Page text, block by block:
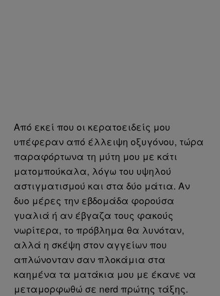
Από εκεί που οι κερατοειδείς μου
υπέφεραν από έλλειψη οξυγόνου, τώρα
παραφόρτωνα τη μύτη μου με κάτι
ματομπούκαλα, λόγω του υψηλού
αστιγματισμού και στα δύο μάτια. Αν
δυο μέρες την εβδομάδα φορούσα
γυαλιά ή αν έβγαζα τους φακούς
νωρίτερα, το πρόβλημα θα λυνόταν,
αλλά η σκέψη στον αγγείων που
απλώνονταν σαν πλοκάμια στα
καημένα τα ματάκια μου με έκανε να
μεταμορφωθώ σε nerd πρώτης τάξης.